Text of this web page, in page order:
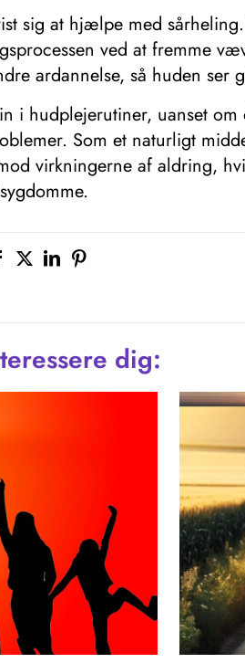
sig at hjælpe med
ved at fremme
ardannelse, så huden ser
i hudplejerutiner, uanset
Som et naturligt
virkningerne af aldring,
dig: